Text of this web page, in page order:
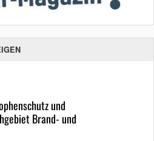
und
Brand- und